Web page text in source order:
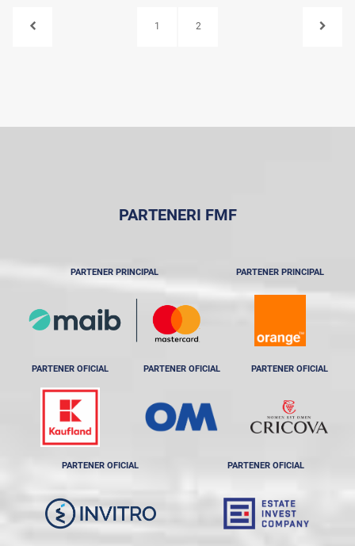
1 2
PARTENERI FMF
PARTENER PRINCIPAL PARTENER PRINCIPAL
PARTENER OFICIAL PARTENER OFICIAL PARTENER OFICIAL
PARTENER OFICIAL PARTENER OFICIAL